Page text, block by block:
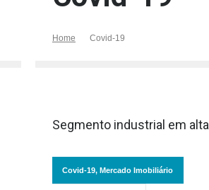
Home Covid-19
Segmento industrial em alta
Covid-19, Mercado Imobiliário